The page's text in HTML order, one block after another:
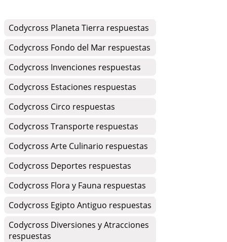
Codycross Planeta Tierra respuestas
Codycross Fondo del Mar respuestas
Codycross Invenciones respuestas
Codycross Estaciones respuestas
Codycross Circo respuestas
Codycross Transporte respuestas
Codycross Arte Culinario respuestas
Codycross Deportes respuestas
Codycross Flora y Fauna respuestas
Codycross Egipto Antiguo respuestas
Codycross Diversiones y Atracciones
respuestas